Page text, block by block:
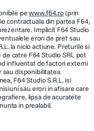
pewww.f64.ro(prin
contractuala din partea F64,
Implicit F64 Studio
erori de pret sau
la nicio actiune. Preturile si
catre F64 Studio SRL pot
influentat de factori externi
disponibilitatea
F64 Studio S.R.L. isi
sau erori in afisare care
lipsa de acuratete
in prealabil.